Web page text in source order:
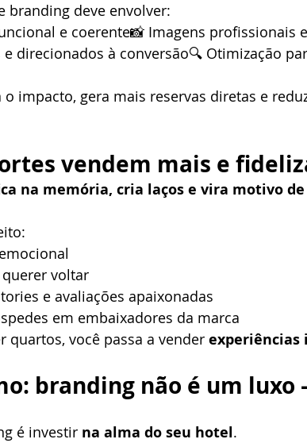
branding deve envolver:
e coerente📸 Imagens profissionais
direcionados à conversão🔍 Otimização
impacto, gera mais reservas diretas e
vendem mais e
na memória, cria laços e vira motivo
querer voltar
e avaliações apaixonadas
em embaixadores da marca
quartos, você passa a vender experiências
branding não é um
é investir na alma do seu hotel.